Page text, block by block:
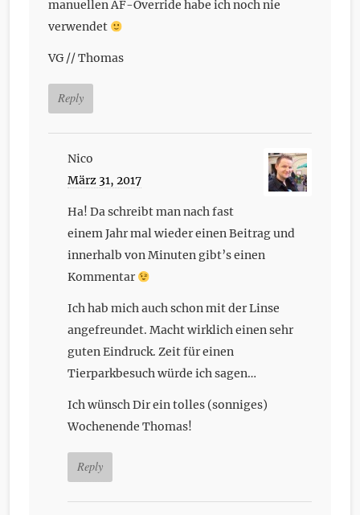
manuellen AF-Override habe ich noch nie
verwendet
VG // Thomas
Reply
Nico
März 31, 2017
Ha! Da schreibt man nach fast
einem Jahr mal wieder einen Beitrag und
innerhalb von Minuten gibt’s einen
Kommentar
Ich hab mich auch schon mit der Linse
angefreundet. Macht wirklich einen sehr
guten Eindruck. Zeit für einen
Tierparkbesuch würde ich sagen…
Ich wünsch Dir ein tolles (sonniges)
Wochenende Thomas!
Reply